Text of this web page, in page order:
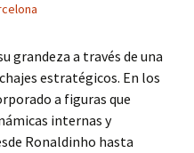
grandeza a través de una
estratégicos. En los
a figuras que
internas y
Ronaldinho hasta